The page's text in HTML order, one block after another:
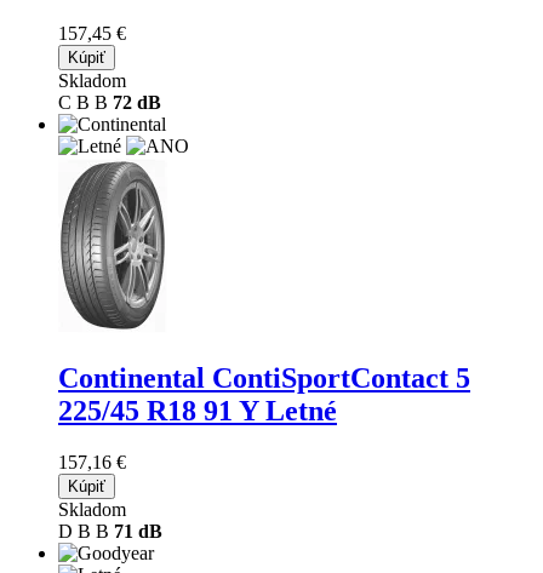
157,45 €
Kúpiť
Skladom
C B B 72 dB
Continental ContiSportContact 5
225/45 R18 91 Y Letné
157,16 €
Kúpiť
Skladom
D B B 71 dB